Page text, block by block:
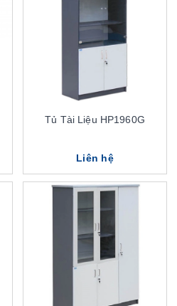
Tủ Tài Liệu HP1960G
Liên hệ